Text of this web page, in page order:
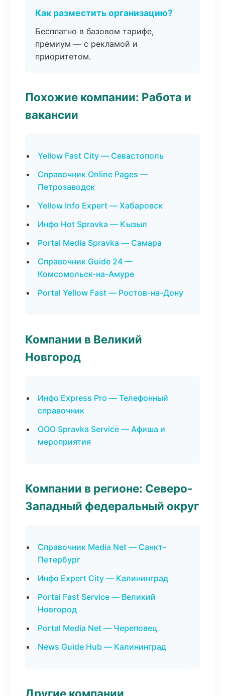
Как разместить организацию?
Бесплатно в базовом тарифе,
премиум — с рекламой и
приоритетом.
Похожие компании: Работа и
вакансии
Yellow Fast City — Севастополь
Справочник Online Pages —
Петрозаводск
Yellow Info Expert — Хабаровск
Инфо Hot Spravka — Кызыл
Portal Media Spravka — Самара
Справочник Guide 24 —
Комсомольск-на-Амуре
Portal Yellow Fast — Ростов-на-Дону
Компании в Великий
Новгород
Инфо Express Pro — Телефонный
справочник
ООО Spravka Service — Афиша и
мероприятия
Компании в регионе: Северо-
Западный федеральный округ
Справочник Media Net — Санкт-
Петербург
Инфо Expert City — Калининград
Portal Fast Service — Великий
Новгород
Portal Media Net — Череповец
News Guide Hub — Калининград
Другие компании